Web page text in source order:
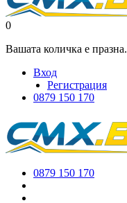
0
Вашата количка е празна.
Вход
Регистрация
0879 150 170
0879 150 170